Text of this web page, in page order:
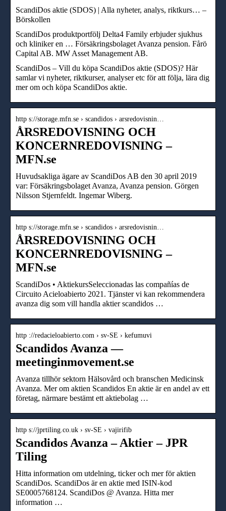
ScandiDos aktie (SDOS) | Alla nyheter, analys, riktkurs… –
Börskollen
ScandiDos produktportfölj Delta4 Family erbjuder sjukhus
och kliniker en … Försäkringsbolaget Avanza pension. Fårö
Capital AB. MW Asset Management AB.
ScandiDos – Vill du köpa ScandiDos aktie (SDOS)? Här
samlar vi nyheter, riktkurser, analyser etc för att följa, lära dig
mer om och köpa ScandiDos aktie.
http s://storage.mfn.se › scandidos › arsredovisnin…
ÅRSREDOVISNING OCH
KONCERNREDOVISNING –
MFN.se
Huvudsakliga ägare av ScandiDos AB den 30 april 2019
var: Försäkringsbolaget Avanza, Avanza pension. Görgen
Nilsson Stjernfeldt. Ingemar Wiberg.
http s://storage.mfn.se › scandidos › arsredovisnin…
ÅRSREDOVISNING OCH
KONCERNREDOVISNING –
MFN.se
ScandiDos • AktiekursSeleccionadas las compañías de
Circuito Acieloabierto 2021. Tjänster vi kan rekommendera
avanza dig som vill handla aktier scandidos …
http ://redacieloabierto.com › sv-SE › kefumuvi
Scandidos Avanza —
meetinginmovement.se
Avanza tillhör sektorn Hälsovård och branschen Medicinsk
Avanza. Mer om aktien Scandidos En aktie är en andel av ett
företag, närmare bestämt ett aktiebolag …
http s://jprtiling.co.uk › sv-SE › vajirifib
Scandidos Avanza – Aktier – JPR
Tiling
Hitta information om utdelning, ticker och mer för aktien
ScandiDos. ScandiDos är en aktie med ISIN-kod
SE0005768124. ScandiDos @ Avanza. Hitta mer
information …